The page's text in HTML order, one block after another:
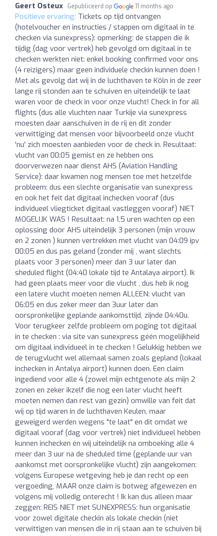
Geert Osteux Gepubliceerd op 11 months ago
Positieve ervaring: Tickets op tijd ontvangen
(hotelvoucher en instructies / stappen om digitaal in te
checken via sunexpress): opmerking: de stappen die ik
tijdig (dag voor vertrek) heb gevolgd om digitaal in te
checken werkten niet: enkel booking confirmed voor ons
(4 reizigers) maar geen individuele checkin kunnen doen !
Met als gevolg dat wij in de luchthaven te Köln in de zeer
lange rij stonden aan te schuiven en uiteindelijk te laat
waren voor de check in voor onze vlucht! Check in for all
flights (dus alle vluchten naar Turkije via sunexpress
moesten daar aanschuiven in de rij en dit zonder
verwittiging dat mensen voor bijvoorbeeld onze vlucht
'nu' zich moesten aanbieden voor de check in. Resultaat:
vlucht van 00:05 gemist en ze hebben ons
doorverwezen naar dienst AHS (Aviation Handling
Service): daar kwamen nog mensen toe met hetzelfde
probleem: dus een slechte organisatie van sunexpress
en ook het feit dat digitaal inchecken vooraf (dus
individueel vliegticket digitaal vastleggen vooraf) NIET
MOGELIJK WAS ! Resultaat: na 1,5 uren wachten op een
oplossing door AHS uiteindelijk 3 personen (mijn vrouw
en 2 zonen ) kunnen vertrekken met vlucht van 04:09 ipv
00:05 en dus pas geland (zonder mij , want slechts
plaats voor 3 personen) meer dan 3 uur later dan
sheduled flight (04:40 lokale tijd te Antalaya airport). Ik
had geen plaats meer voor die vlucht , dus heb ik nog
een latere vlucht moeten nemen ALLEEN: vlucht van
06:05 en dus zeker meer dan 3uur later dan
oorspronkelijke geplande aankomsttijd, zijnde 04:40u.
Voor terugkeer zelfde probleem om poging tot digitaal
in te checken : via site van sunexpress géén mogelijkheid
om digitaal individueel in te checken ! Gelukkig hebben we
de terugvlucht wel allemaal samen zoals gepland (lokaal
inchecken in Antalya airport) kunnen doen. Een claim
ingediend voor alle 4 (zowel mijn echtgenote als mijn 2
zonen en zeker ikzelf die nog een later vlucht heeft
moeten nemen dan rest van gezin) omwille van feit dat
wij op tijd waren in de luchthaven Keulen, maar
geweigerd werden wegens "te laat" en dit omdat we
digitaal vooraf (dag voor vertrek) niet individueel hebben
kunnen inchecken én wij uiteindelijk na omboeking alle 4
meer dan 3 uur na de sheduled time (geplande uur van
aankomst met oorspronkelijke vlucht) zijn aangekomen:
volgens Europese wetgeving heb je dan recht op een
vergoeding, MAAR onze claim is botweg afgewezen en
volgens mij volledig onterecht ! Ik kan dus alleen maar
zeggen: REIS NIET met SUNEXPRESS: hun organisatie
voor zowel digitale checkin als lokale checkin (niet
verwittigen van mensen die in rij staan aan te schuiven bij